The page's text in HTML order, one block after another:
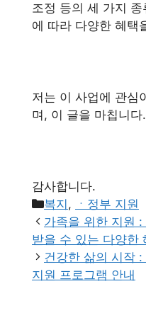
조정 등의 세 가지
에 따라 다양한 혜택
저는 이 사업에 관심
며, 이 글을 마칩니다.
감사합니다.
카
테
고
리
복지 ,
ㆍ정부 지원
가족을 위한 지원
받을 수 있는 다양한
건강한 삶의 시작
지원 프로그램 안내